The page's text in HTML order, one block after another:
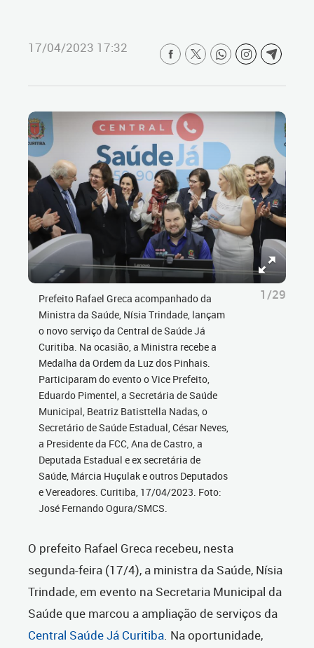
17/04/2023 17:32
Prefeito Rafael Greca acompanhado da
Ministra da Saúde, Nísia Trindade, lançam
o novo serviço da Central de Saúde Já
Curitiba. Na ocasião, a Ministra recebe a
Medalha da Ordem da Luz dos Pinhais.
Participaram do evento o Vice Prefeito,
Eduardo Pimentel, a Secretária de Saúde
Municipal, Beatriz Batisttella Nadas, o
Secretário de Saúde Estadual, César Neves,
a Presidente da FCC, Ana de Castro, a
Deputada Estadual e ex secretária de
Saúde, Márcia Huçulak e outros Deputados
e Vereadores. Curitiba, 17/04/2023. Foto:
José Fernando Ogura/SMCS.
1/29
O prefeito Rafael Greca recebeu, nesta
segunda-feira (17/4), a ministra da Saúde, Nísia
Trindade, em evento na Secretaria Municipal da
Saúde que marcou a ampliação de serviços da
Central Saúde Já Curitiba. Na oportunidade,